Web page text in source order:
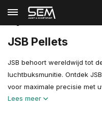
Terug Home
JSB Pellets
JSB behoort wereldwijd tot
luchtbuksmunitie. Ontdek
voor maximale precisie met
Lees meer